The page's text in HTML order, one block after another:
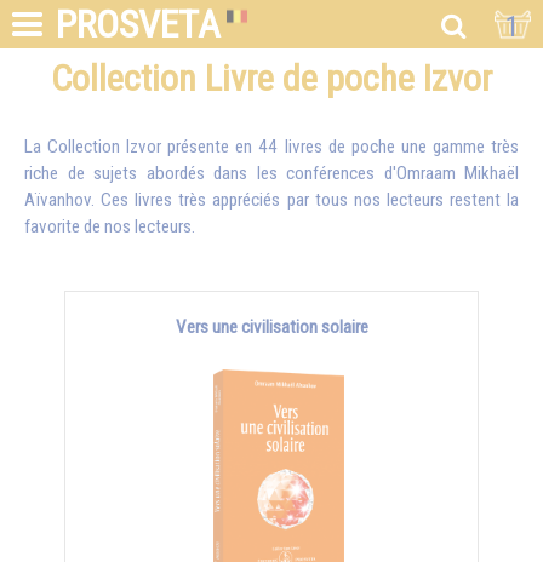
PROSVETA 1
Collection Livre de poche Izvor
La Collection Izvor présente en 44 livres de poche une gamme très
riche de sujets abordés dans les conférences d'Omraam Mikhaël
Aïvanhov. Ces livres très appréciés par tous nos lecteurs restent la
favorite de nos lecteurs.
Vers une civilisation solaire